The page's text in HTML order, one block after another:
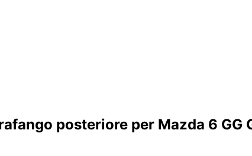
posteriore per Mazda 6